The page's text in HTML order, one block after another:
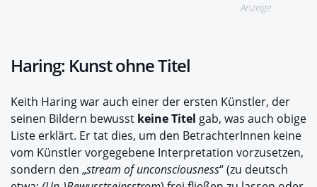
Anzeige
Haring: Kunst ohne Titel
Keith Haring war auch einer der ersten Künstler, der
seinen Bildern bewusst keine Titel gab, was auch obige
Liste erklärt. Er tat dies, um den BetrachterInnen keine
vom Künstler vorgegebene Interpretation vorzusetzen,
sondern den „stream of unconsciousness“ (zu deutsch